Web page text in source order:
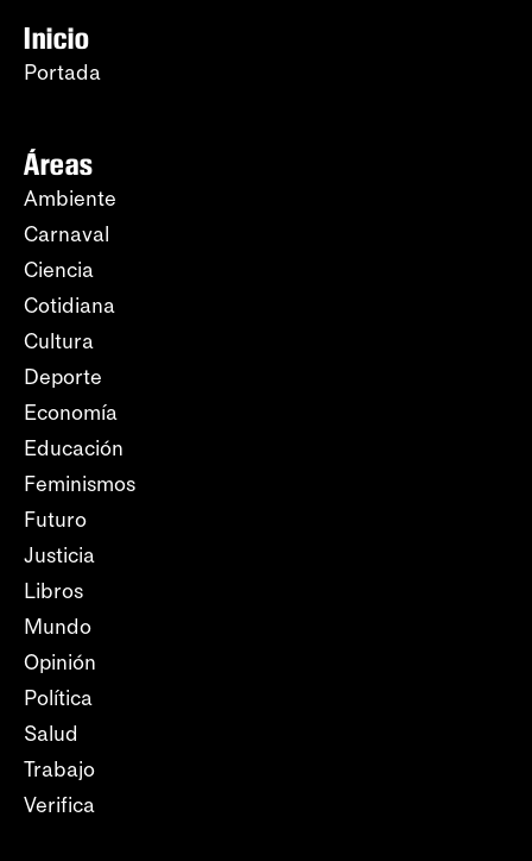
Inicio
Portada
Áreas
Ambiente
Carnaval
Ciencia
Cotidiana
Cultura
Deporte
Economía
Educación
Feminismos
Futuro
Justicia
Libros
Mundo
Opinión
Política
Salud
Trabajo
Verifica